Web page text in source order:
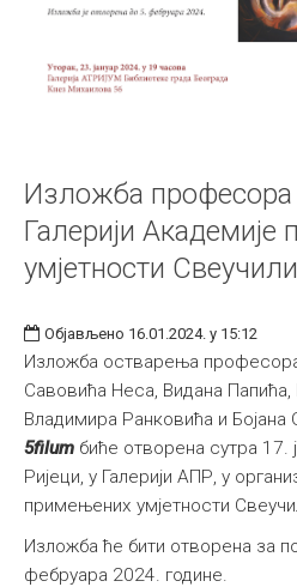
Изложба
Галерији
умјетности
Објављено 16.01.2024. у 15:12
Изложба остварења
Савовића Неса, Видана Папића,
Владимира Ранковића и
5filum биће отворена сутра 17.
Ријеци, у Галерији АПР, у
примењених умјетности
Изложба ће бити отворена за
фебруара 2024. године.